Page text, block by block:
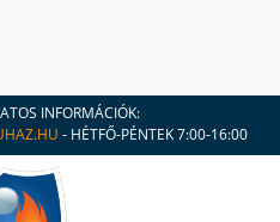
INFORMÁCIÓK:
- HÉTFŐ-PÉNTEK 7:00-16:00